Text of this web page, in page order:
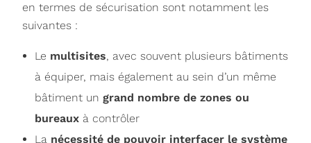
en termes de sécurisation sont notamment les
suivantes :
Le multisites, avec souvent plusieurs bâtiments
à équiper, mais également au sein d’un même
bâtiment un grand nombre de zones ou
bureauxà contrôler
La nécessité de pouvoir interfacer le système